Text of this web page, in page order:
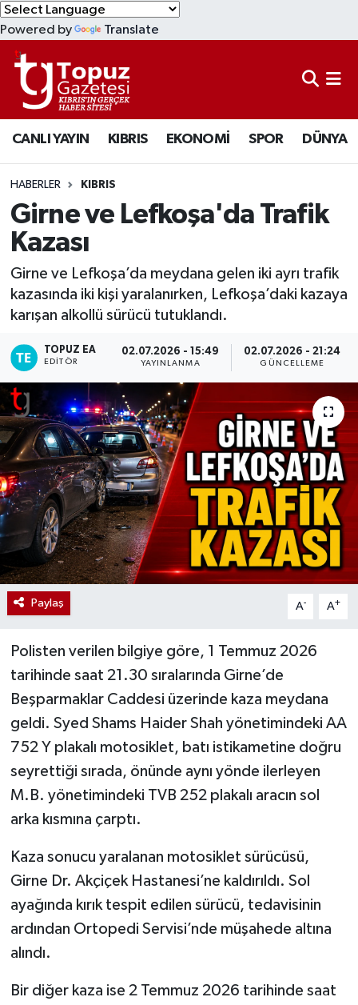
Powered by Translate
CANLI YAYIN KIBRIS EKONOMİ SPOR DÜNYA
HABERLER KIBRIS
Girne ve Lefkoşa'da Trafik
Kazası
Girne ve Lefkoşa’da meydana gelen iki ayrı trafik
kazasında iki kişi yaralanırken, Lefkoşa’daki kazaya
karışan alkollü sürücü tutuklandı.
TOPUZ EA
EDITÖR
02.07.2026 - 15:49
YAYINLANMA
02.07.2026 - 21:24
GÜNCELLEME
Paylaş A- A+
Polisten verilen bilgiye göre, 1 Temmuz 2026
tarihinde saat 21.30 sıralarında Girne’de
Beşparmaklar Caddesi üzerinde kaza meydana
geldi. Syed Shams Haider Shah yönetimindeki AA
752 Y plakalı motosiklet, batı istikametine doğru
seyrettiği sırada, önünde aynı yönde ilerleyen
M.B. yönetimindeki TVB 252 plakalı aracın sol
arka kısmına çarptı.
Kaza sonucu yaralanan motosiklet sürücüsü,
Girne Dr. Akçiçek Hastanesi’ne kaldırıldı. Sol
ayağında kırık tespit edilen sürücü, tedavisinin
ardından Ortopedi Servisi’nde müşahede altına
alındı.
Bir diğer kaza ise 2 Temmuz 2026 tarihinde saat
KIBRIS
DÜNYA
EKONOMİ
MAGAZİN
SAĞLIK
SPOR
TEKNOLOJİ
TÜRKİYE
Lefkoşa Nöbetçi Eczaneler
Lefkoşa Hava Durumu
Lefkoşa Trafik Yoğunluk Haritası
Süper Lig Puan Durumu ve Fikstür
Tüm Manşetler
Son Dakika Haberleri
Haber Arşivi